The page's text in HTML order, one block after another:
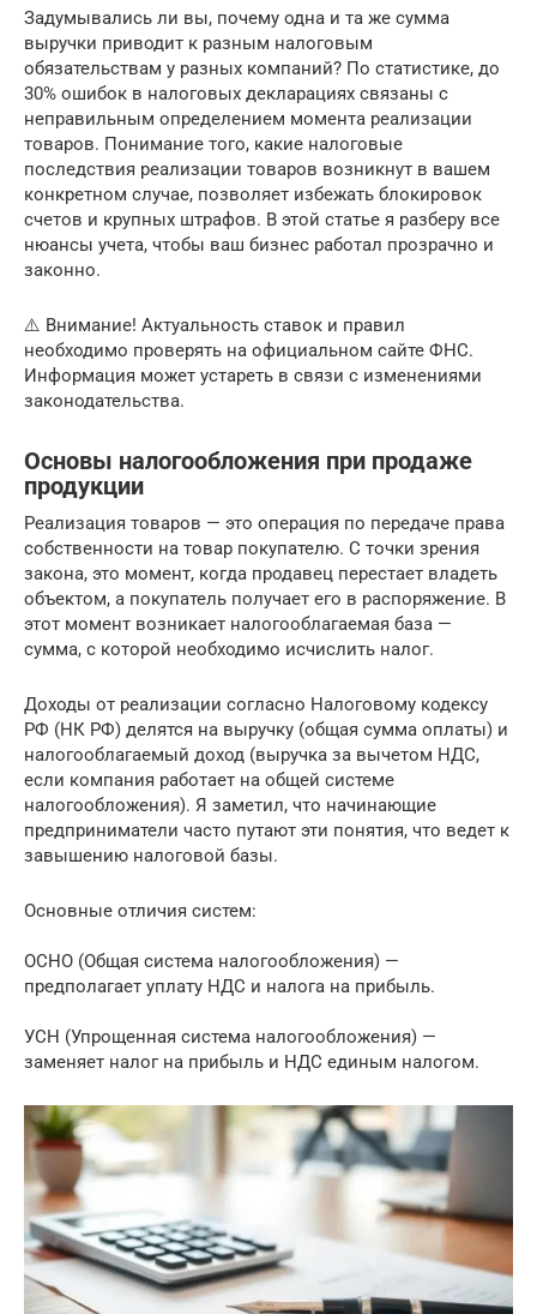
Задумывались ли вы, почему одна и та же сумма
выручки приводит к разным налоговым
обязательствам у разных компаний? По статистике, до
30% ошибок в налоговых декларациях связаны с
неправильным определением момента реализации
товаров. Понимание того, какие налоговые
последствия реализации товаров возникнут в вашем
конкретном случае, позволяет избежать блокировок
счетов и крупных штрафов. В этой статье я разберу все
нюансы учета, чтобы ваш бизнес работал прозрачно и
законно.
⚠️ Внимание! Актуальность ставок и правил
необходимо проверять на официальном сайте ФНС.
Информация может устареть в связи с изменениями
законодательства.
Основы налогообложения при продаже
продукции
Реализация товаров — это операция по передаче права
собственности на товар покупателю. С точки зрения
закона, это момент, когда продавец перестает владеть
объектом, а покупатель получает его в распоряжение. В
этот момент возникает налогооблагаемая база —
сумма, с которой необходимо исчислить налог.
Доходы от реализации согласно Налоговому кодексу
РФ (НК РФ) делятся на выручку (общая сумма оплаты) и
налогооблагаемый доход (выручка за вычетом НДС,
если компания работает на общей системе
налогообложения). Я заметил, что начинающие
предприниматели часто путают эти понятия, что ведет к
завышению налоговой базы.
Основные отличия систем:
ОСНО (Общая система налогообложения) —
предполагает уплату НДС и налога на прибыль.
УСН (Упрощенная система налогообложения) —
заменяет налог на прибыль и НДС единым налогом.